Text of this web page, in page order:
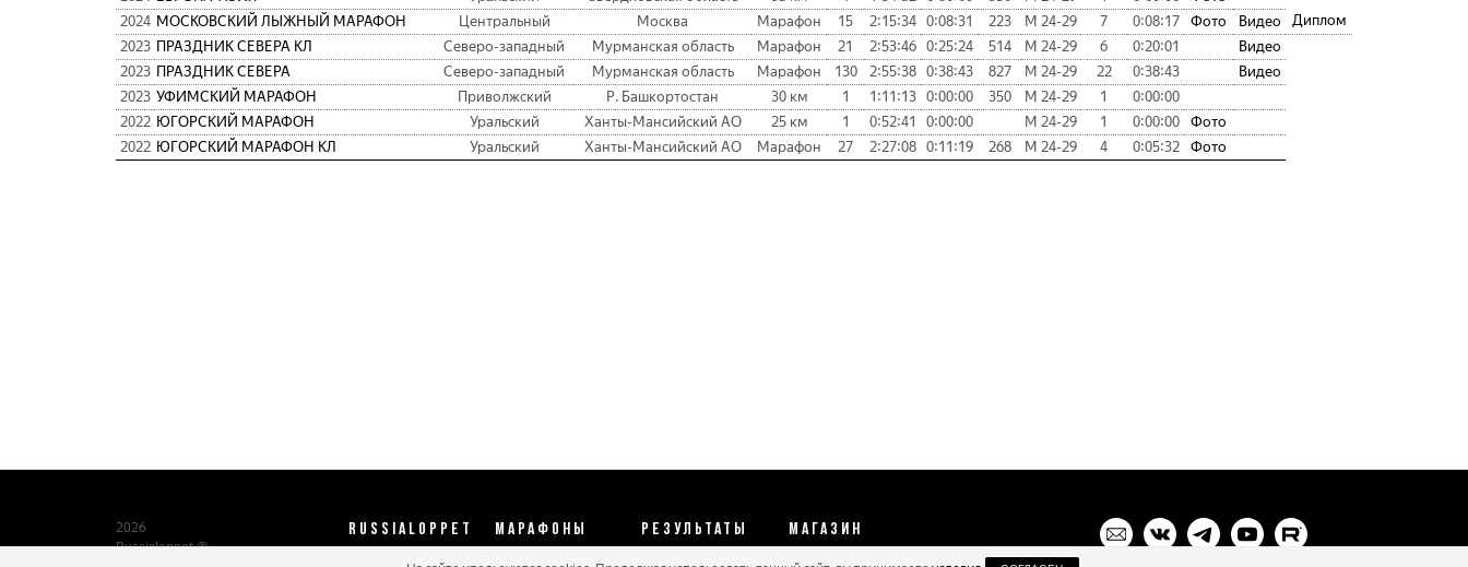
2024 МОСКОВСКИЙ ЛЫЖНЫЙ МАРАФОН Центральный Москва Марафон 15 2:15:34 0:08:31 223 М 24-29 7 0:08:17 Фото Видео
Диплом
2023 ПРАЗДНИК СЕВЕРА КЛ Северо-западный Мурманская область Марафон 21 2:53:46 0:25:24 514 М 24-29 6 0:20:01
Видео
2023 ПРАЗДНИК СЕВЕРА Северо-западный Мурманская область Марафон 130 2:55:38 0:38:43 827 М 24-29 22 0:38:43
Видео
2023 УФИМСКИЙ МАРАФОН Приволжский Р. Башкортостан 30 км 1 1:11:13 0:00:00 350 М 24-29 1
0:00:00
2022 ЮГОРСКИЙ МАРАФОН Уральский Ханты-Мансийский АО 25 км 1 0:52:41 0:00:00 М 24-29 1 0:00:00
Фото
2022 ЮГОРСКИЙ МАРАФОН КЛ Уральский Ханты-Мансийский АО Марафон 27 2:27:08 0:11:19 268 М 24-29 4 0:05:32 Фото
2026
Russialoppet ®
RUSSIALOPPET МАРАФОНЫ РЕЗУЛЬТАТЫ МАГАЗИН